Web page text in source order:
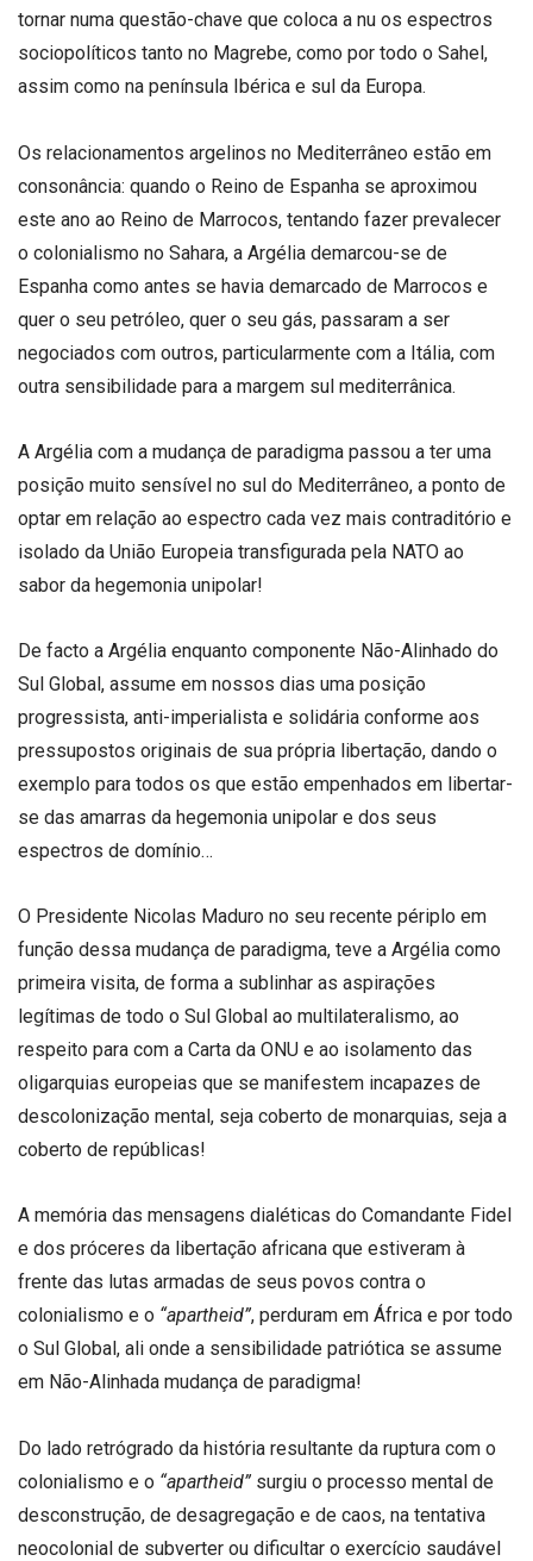
tornar numa questão-chave que coloca a nu os espectros
sociopolíticos tanto no Magrebe, como por todo o Sahel,
assim como na península Ibérica e sul da Europa.
Os relacionamentos argelinos no Mediterrâneo estão em
consonância: quando o Reino de Espanha se aproximou
este ano ao Reino de Marrocos, tentando fazer prevalecer
o colonialismo no Sahara, a Argélia demarcou-se de
Espanha como antes se havia demarcado de Marrocos e
quer o seu petróleo, quer o seu gás, passaram a ser
negociados com outros, particularmente com a Itália, com
outra sensibilidade para a margem sul mediterrânica.
A Argélia com a mudança de paradigma passou a ter uma
posição muito sensível no sul do Mediterrâneo, a ponto de
optar em relação ao espectro cada vez mais contraditório e
isolado da União Europeia transfigurada pela NATO ao
sabor da hegemonia unipolar!
De facto a Argélia enquanto componente Não-Alinhado do
Sul Global, assume em nossos dias uma posição
progressista, anti-imperialista e solidária conforme aos
pressupostos originais de sua própria libertação, dando o
exemplo para todos os que estão empenhados em libertar-
se das amarras da hegemonia unipolar e dos seus
espectros de domínio…
O Presidente Nicolas Maduro no seu recente périplo em
função dessa mudança de paradigma, teve a Argélia como
primeira visita, de forma a sublinhar as aspirações
legítimas de todo o Sul Global ao multilateralismo, ao
respeito para com a Carta da ONU e ao isolamento das
oligarquias europeias que se manifestem incapazes de
descolonização mental, seja coberto de monarquias, seja a
coberto de repúblicas!
A memória das mensagens dialéticas do Comandante Fidel
e dos próceres da libertação africana que estiveram à
frente das lutas armadas de seus povos contra o
colonialismo e o “apartheid”, perduram em África e por todo
o Sul Global, ali onde a sensibilidade patriótica se assume
em Não-Alinhada mudança de paradigma!
Do lado retrógrado da história resultante da ruptura com o
colonialismo e o “apartheid” surgiu o processo mental de
desconstrução, de desagregação e de caos, na tentativa
neocolonial de subverter ou dificultar o exercício saudável